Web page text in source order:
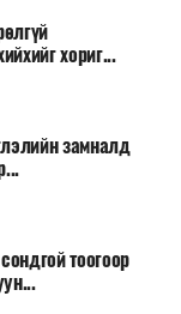
2026 оны
Харин
горимд
хүүхдийн
томуу төст
зайлшгүй
онцоллоо.
захирагч нарт
бууруулах,
хориг...
замналд
тоогоор